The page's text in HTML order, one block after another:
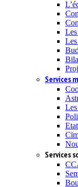
Services
Services